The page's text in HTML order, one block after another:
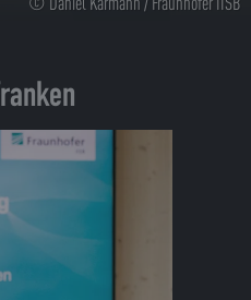
© Daniel Karmann / Fraunhofer IISB